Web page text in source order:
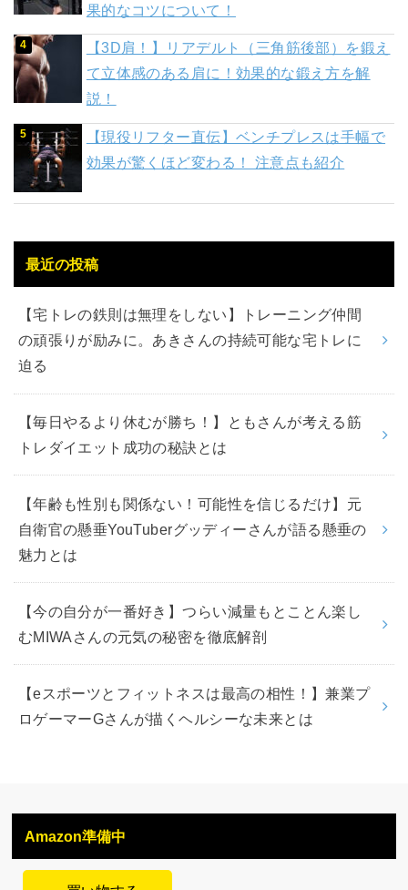
果的なコツについて！
【3D肩！】リアデルト（三角筋後部）を鍛え
て立体感のある肩に！効果的な鍛え方を解
説！
【現役リフター直伝】ベンチプレスは手幅で
効果が驚くほど変わる！ 注意点も紹介
最近の投稿
【宅トレの鉄則は無理をしない】トレーニング仲間
の頑張りが励みに。あきさんの持続可能な宅トレに
迫る
【毎日やるより休むが勝ち！】ともさんが考える筋
トレダイエット成功の秘訣とは
【年齢も性別も関係ない！可能性を信じるだけ】元
自衛官の懸垂YouTuberグッディーさんが語る懸垂の
魅力とは
【今の自分が一番好き】つらい減量もとことん楽し
むMIWAさんの元気の秘密を徹底解剖
【eスポーツとフィットネスは最高の相性！】兼業プ
ロゲーマーGさんが描くヘルシーな未来とは
Amazon準備中